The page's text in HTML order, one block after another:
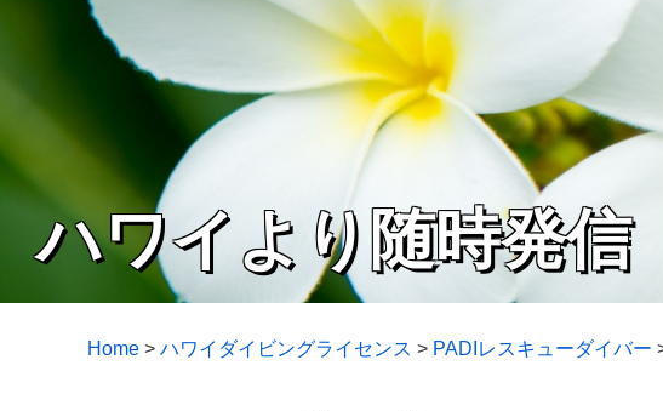
ハワイより随時発信
Home > ハワイダイビングライセンス > PADIレスキューダイバー